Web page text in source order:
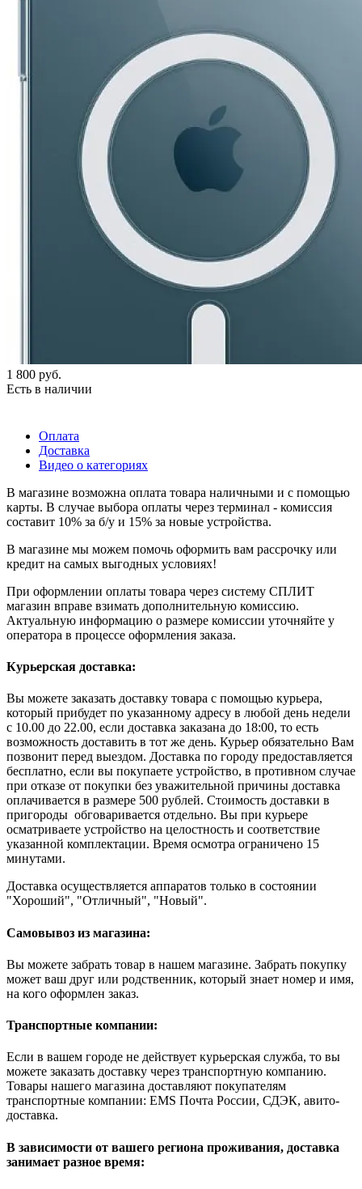
1 800 руб.
Есть в наличии
Оплата
Доставка
Видео о категориях
В магазине возможна оплата товара наличными и с помощью
карты. В случае выбора оплаты через терминал - комиссия
составит 10% за б/у и 15% за новые устройства.
В магазине мы можем помочь оформить вам рассрочку или
кредит на самых выгодных условиях!
При оформлении оплаты товара через систему СПЛИТ
магазин вправе взимать дополнительную комиссию.
Актуальную информацию о размере комиссии уточняйте у
оператора в процессе оформления заказа.
Курьерская доставка:
Вы можете заказать доставку товара с помощью курьера,
который прибудет по указанному адресу в любой день недели
с 10.00 до 22.00, если доставка заказана до 18:00, то есть
возможность доставить в тот же день. Курьер обязательно Вам
позвонит перед выездом. Доставка по городу предоставляется
бесплатно, если вы покупаете устройство, в противном случае
при отказе от покупки без уважительной причины доставка
оплачивается в размере 500 рублей. Стоимость доставки в
пригороды обговаривается отдельно. Вы при курьере
осматриваете устройство на целостность и соответствие
указанной комплектации. Время осмотра ограничено 15
минутами.
Доставка осуществляется аппаратов только в состоянии
"Хороший", "Отличный", "Новый".
Самовывоз из магазина:
Вы можете забрать товар в нашем магазине. Забрать покупку
может ваш друг или родственник, который знает номер и имя,
на кого оформлен заказ.
Транспортные компании:
Если в вашем городе не действует курьерская служба, то вы
можете заказать доставку через транспортную компанию.
Товары нашего магазина доставляют покупателям
транспортные компании: EMS Почта России, СДЭК, авито-
доставка.
В зависимости от вашего региона проживания, доставка
занимает разное время: